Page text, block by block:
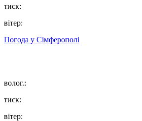
тиск:
вітер:
Погода у Сімферополі
волог.:
тиск:
вітер: